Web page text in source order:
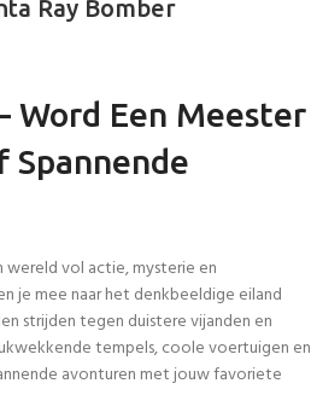
Ray Bomber
Word Een Meester
Spannende
wereld vol actie, mysterie en
je mee naar het denkbeeldige eiland
strijden tegen duistere vijanden en
tempels, coole voertuigen en
avonturen met jouw favoriete